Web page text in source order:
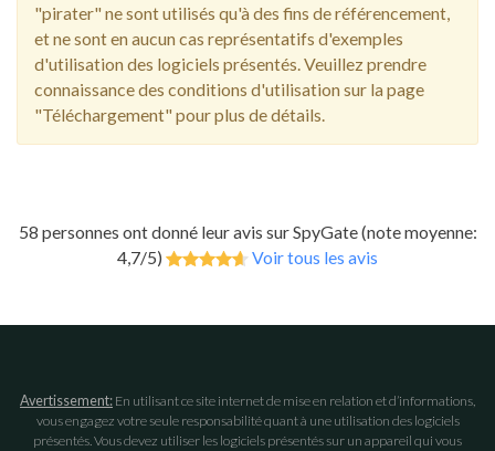
"pirater" ne sont utilisés qu'à des fins de référencement,
et ne sont en aucun cas représentatifs d'exemples
d'utilisation des logiciels présentés. Veuillez prendre
connaissance des conditions d'utilisation sur la page
"Téléchargement" pour plus de détails.
58 personnes ont donné leur avis sur SpyGate (note moyenne:
4,7/5)
Voir tous les avis
Avertissement: En utilisant ce site internet de mise en relation et d’informations,
vous engagez votre seule responsabilité quant à une utilisation des logiciels
présentés. Vous devez utiliser les logiciels présentés sur un appareil qui vous